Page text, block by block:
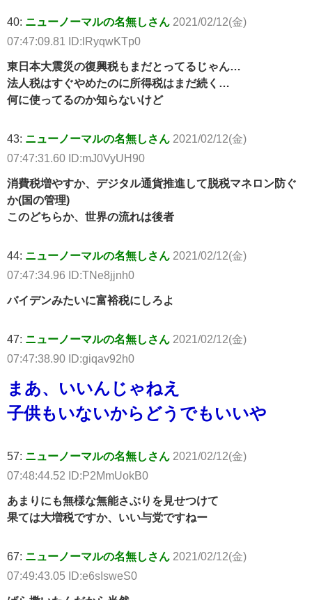
40: ニューノーマルの名無しさん 2021/02/12(金)
07:47:09.81 ID:lRyqwKTp0
東日本大震災の復興税もまだとってるじゃん…
法人税はすぐやめたのに所得税はまだ続く…
何に使ってるのか知らないけど
43: ニューノーマルの名無しさん 2021/02/12(金)
07:47:31.60 ID:mJ0VyUH90
消費税増やすか、デジタル通貨推進して脱税マネロン防ぐ
か(国の管理)
このどちらか、世界の流れは後者
44: ニューノーマルの名無しさん 2021/02/12(金)
07:47:34.96 ID:TNe8jjnh0
バイデンみたいに富裕税にしろよ
47: ニューノーマルの名無しさん 2021/02/12(金)
07:47:38.90 ID:giqav92h0
まあ、いいんじゃねえ
子供もいないからどうでもいいや
57: ニューノーマルの名無しさん 2021/02/12(金)
07:48:44.52 ID:P2MmUokB0
あまりにも無様な無能さぶりを見せつけて
果ては大増税ですか、いい与党ですねー
67: ニューノーマルの名無しさん 2021/02/12(金)
07:49:43.05 ID:e6sIsweS0